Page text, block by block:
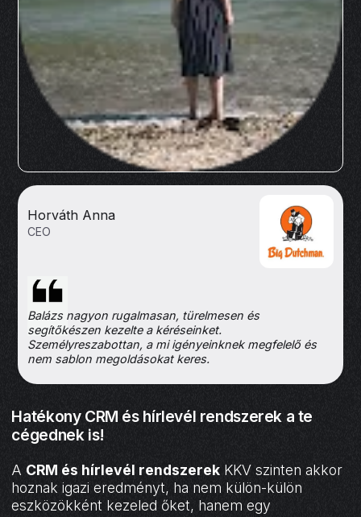
Horváth Anna
CEO
Balázs nagyon rugalmasan, türelmesen és
segítőkészen kezelte a kéréseinket.
Személyreszabottan, a mi igényeinknek megfelelő és
nem sablon megoldásokat keres.
Hatékony CRM és hírlevél rendszerek a te
cégednek is!
A CRM és hírlevél rendszerek KKV szinten akkor
hoznak igazi eredményt, ha nem külön-külön
eszközökként kezeled őket, hanem egy